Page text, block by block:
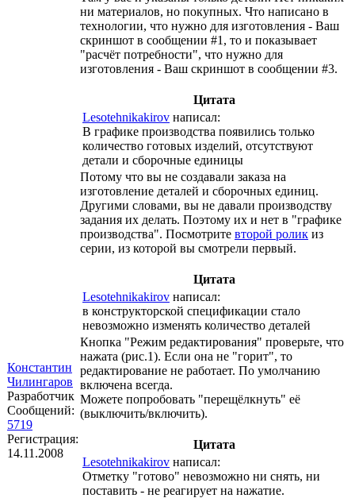
Константин
Чилингаров
Разработчик
Сообщений:
5719
Регистрация:
14.11.2008
ни материалов, но покупных. Что написано в
технологии, что нужно для изготовления - Ваш
скриншот в сообщении #1, то и показывает
"расчёт потребности", что нужно для
изготовления - Ваш скриншот в сообщении #3.
Цитата
Lesotehnikakirov написал:
В графике производства появились только
количество готовых изделий, отсутствуют
детали и сборочные единицы
Потому что вы не создавали заказа на
изготовление деталей и сборочных единиц.
Другими словами, вы не давали производству
задания их делать. Поэтому их и нет в "графике
производства". Посмотрите второй ролик из
серии, из которой вы смотрели первый.
Цитата
Lesotehnikakirov написал:
в конструкторской спецификации стало
невозможно изменять количество деталей
Кнопка "Режим редактирования" проверьте, что
нажата (рис.1). Если она не "горит", то
редактирование не работает. По умолчанию
включена всегда.
Можете попробовать "перещёлкнуть" её
(выключить/включить).
Цитата
Lesotehnikakirov написал:
Отметку "готово" невозможно ни снять, ни
поставить - не реагирует на нажатие.